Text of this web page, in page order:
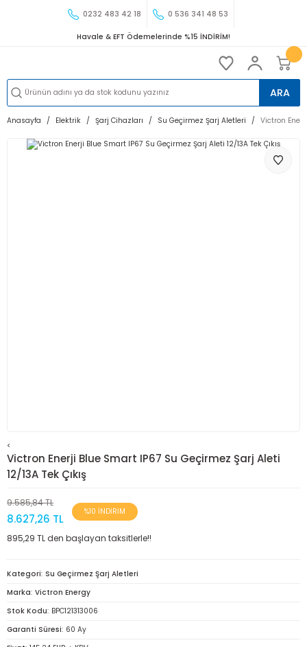
0232 483 42 18 0 536 341 48 53
Havale & EFT Ödemelerinde %15 İNDİRİM!
ARA
Anasayfa Elektrik Şarj Cihazları Su Geçirmez Şarj Aletleri Victron
<
Victron Enerji Blue Smart IP67 Su Geçirmez Şarj Aleti
12/13A Tek Çıkış
9.585,84 TL
8.627,26 TL
%10 İNDİRİM
895,29 TL den başlayan taksitlerle!!
Kategori Su Geçirmez Şarj Aletleri
Marka Victron Energy
Stok Kodu BPC121313006
Garanti Süresi 60 Ay